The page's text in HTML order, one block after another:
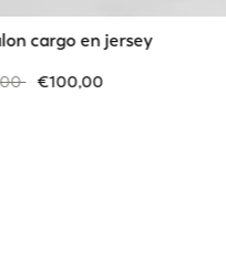
cargo en jersey
from
to€100,00